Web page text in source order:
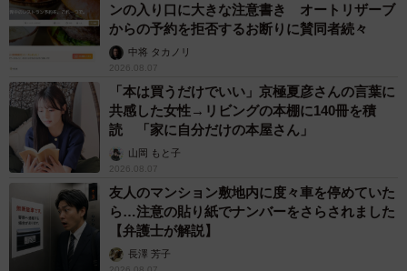
ンの入り口に大きな注意書き オートリザーブ
からの予約を拒否するお断りに賛同者続々
中将 タカノリ
2026.08.07
「本は買うだけでいい」京極夏彦さんの言葉に
共感した女性→リビングの本棚に140冊を積
読 「家に自分だけの本屋さん」
山岡 もと子
2026.08.07
友人のマンション敷地内に度々車を停めていた
ら…注意の貼り紙でナンバーをさらされました
【弁護士が解説】
長澤 芳子